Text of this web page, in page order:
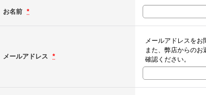
お名前 *
メールアドレス *
メールアドレスをお
また、弊店からの
確認ください。